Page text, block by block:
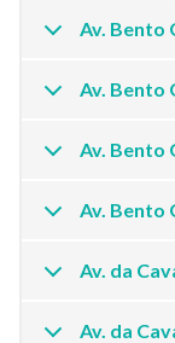
Av. Bento
Av. Bento
Av. Bento
Av. Bento
Av. da
Av. da